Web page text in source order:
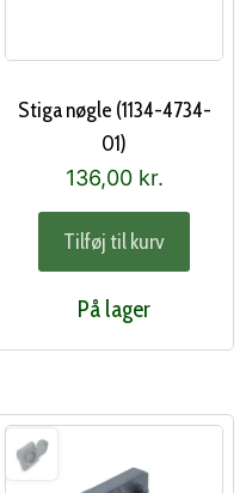
Stiga nøgle (1134-4734-
01)
136,00 kr.
Tilføj til kurv
På lager